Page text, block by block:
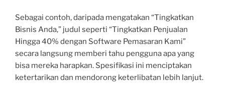
Sebagai contoh, daripada mengatakan “Tingkatkan
Bisnis Anda,” judul seperti “Tingkatkan Penjualan
Hingga 40% dengan Software Pemasaran Kami”
secara langsung memberi tahu pengguna apa yang
bisa mereka harapkan. Spesifikasi ini menciptakan
ketertarikan dan mendorong keterlibatan lebih lanjut.